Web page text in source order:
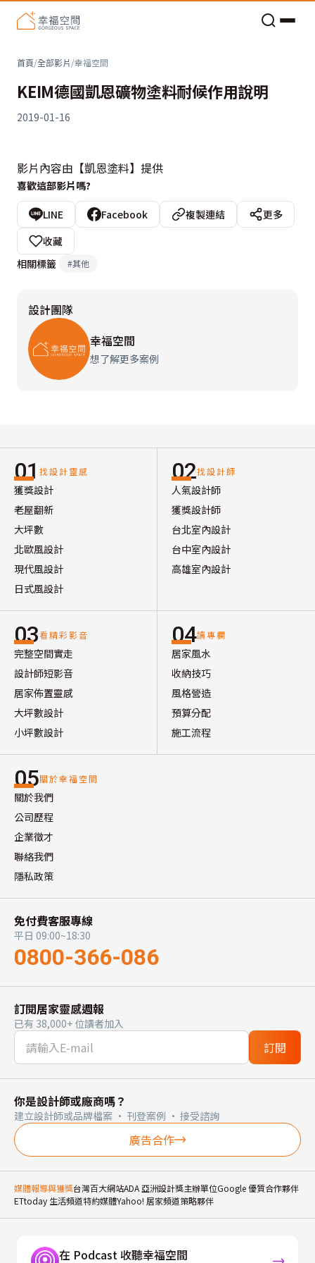
首頁/全部影片/幸福空間
KEIM德國凱恩礦物塗料耐候作用說明
2019-01-16
影片內容由【凱恩塗料】提供
喜歡這部影片嗎?
LINE Facebook 複製連結
更多
收藏
相關標籤
#其他
設計團隊
幸福空間
想了解更多案例
01 找設計靈感
獲獎設計
老屋翻新
大坪數
北歐風設計
現代風設計
日式風設計
02找設計師
人氣設計師
獲獎設計師
台北室內設計
台中室內設計
高雄室內設計
03看精彩影音
完整空間實走
設計師短影音
居家佈置靈感
大坪數設計
小坪數設計
04讀專欄
居家風水
收納技巧
風格營造
預算分配
施工流程
05關於幸福空間
關於我們
公司歷程
企業徵才
聯絡我們
隱私政策
免付費客服專線
平日 09:00~18:30
0800-366-086
訂閱居家靈感週報
已有 38,000+ 位讀者加入
訂閱
你是設計師或廠商嗎？
建立設計師或品牌檔案 · 刊登案例 · 接受諮詢
廣告合作
媒體報導與獲獎台灣百大網站ADA 亞洲設計獎主辦單位Google 優質合作夥伴
ETtoday 生活頻道特約媒體Yahoo! 居家頻道策略夥伴
在 Podcast 收聽幸福空間